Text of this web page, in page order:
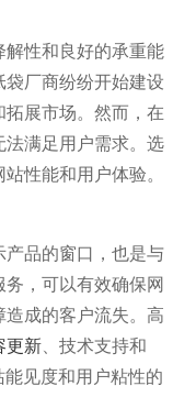
解性和良好的承重能
厂商纷纷开始建设
展市场。然而，在
法满足用户需求。选
性能和用户体验。
产品的窗口，也是与
务，可以有效确保网
成的客户流失。高
更新 、技术支持和
见度和用户粘性的